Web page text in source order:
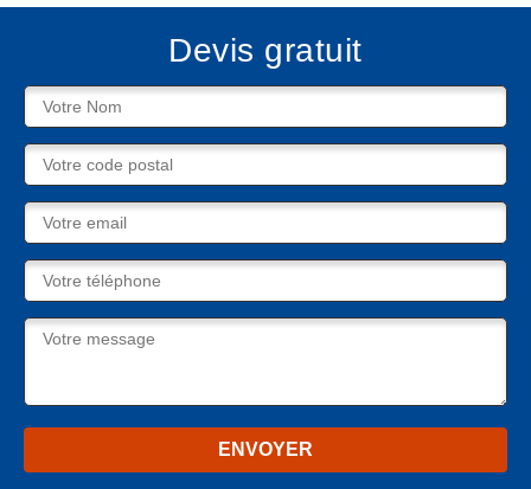
Devis gratuit